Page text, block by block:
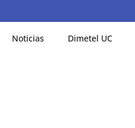
Noticias Dimetel UC